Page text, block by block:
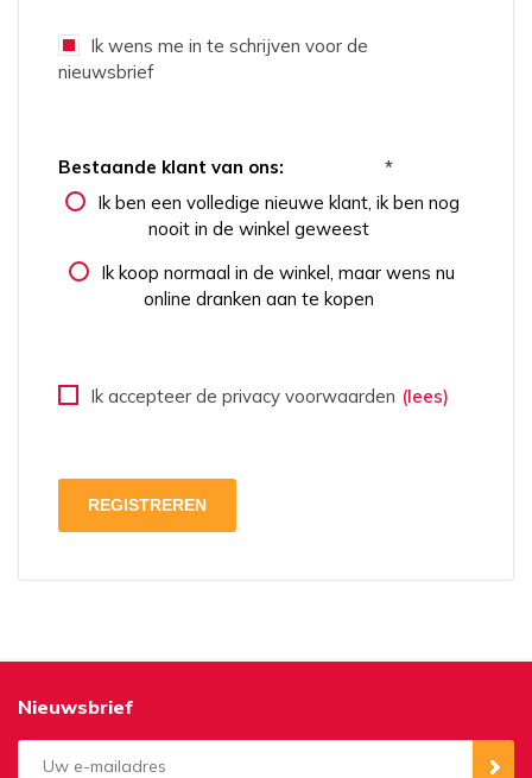
Ik wens me in te schrijven voor de
nieuwsbrief
Bestaande klant van ons:
*
Ik ben een volledige nieuwe klant, ik ben nog
nooit in de winkel geweest
Ik koop normaal in de winkel, maar wens nu
online dranken aan te kopen
Ik accepteer de privacy voorwaarden (lees)
Nieuwsbrief